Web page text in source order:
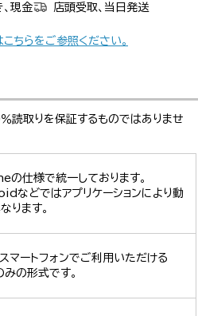
、現金 店頭受取、当日発送
ちらをご参照ください。
読取りを保証するものではありませ
仕様で統一しております。
などではアプリケーションにより動
ります。
マートフォンでご利用いただける
の形式です。